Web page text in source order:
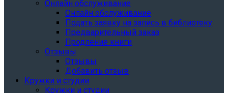
Онлайн обслуживание
Онлайн обслуживание
Подать заявку на запись в библиотеку
Предварительный заказ
Продление книги
Отзывы
Отзывы
Добавить отзыв
Кружки и студии
Кружки и студии